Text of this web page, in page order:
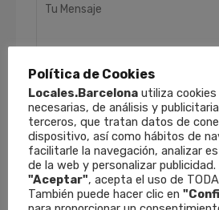
He leído y acepto laPolítica
Finalidades: Responder a
remitirle información
productos y servicios,
electrónicos.Derechos :
Política de Cookies
Locales.Barcelona utiliza
necesarias, de análisis y
terceros, que tratan datos de
dispositivo, así como hábitos de
facilitarle la navegación, analizar
de la web y personalizar
"Aceptar", acepta el uso de
También puede hacer clic en